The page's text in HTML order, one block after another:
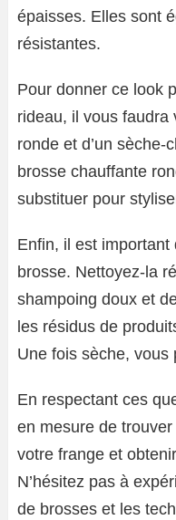
épaisses. Elles sont
résistantes.
Pour donner ce look
rideau, il vous faudra
ronde et d’un sèche-
brosse chauffante
substituer pour
Enfin, il est
brosse. Nettoyez-la
shampoing doux et
les résidus de
Une fois sèche, vous
En respectant ces
en mesure de
votre frange et
N’hésitez pas à
de brosses et les